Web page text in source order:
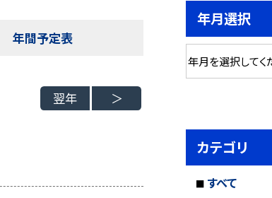
年間予定表
翌年
年月選択
カテゴリ
すべて